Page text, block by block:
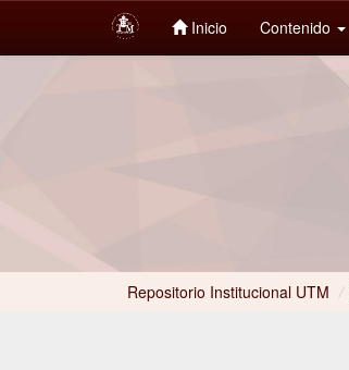
Inicio Contenido
Repositorio Institucional UTM /